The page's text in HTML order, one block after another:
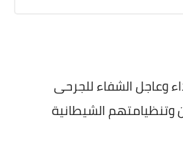
وعاجل الشفاء للجرحى
وتنظيامتهم الشيطانية